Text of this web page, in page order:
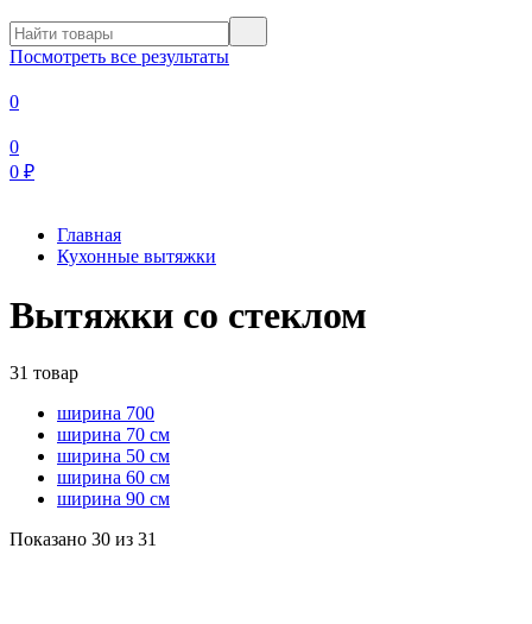
Посмотреть все результаты
0
0
0 ₽
Главная
Кухонные вытяжки
Вытяжки со стеклом
31 товар
ширина 700
ширина 70 см
ширина 50 см
ширина 60 см
ширина 90 см
Показано 30 из 31